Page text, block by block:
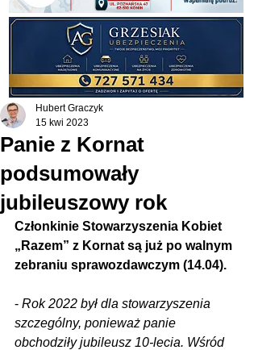
Panie z Kornat
podsumowały
jubileuszowy rok
Hubert Graczyk
15 kwi 2023
Członkinie Stowarzyszenia Kobiet
„Razem” z Kornat są już po walnym
zebraniu sprawozdawczym (14.04).
- Rok 2022 był dla stowarzyszenia
szczególny, ponieważ panie
obchodziły jubileusz 10-lecia. Wśród